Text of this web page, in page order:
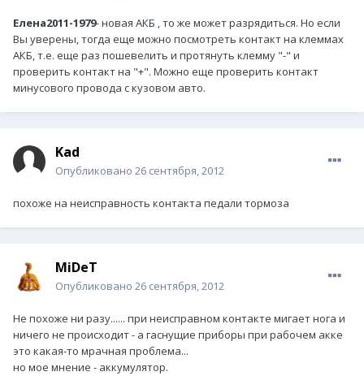
Елена2011-1979- новая АКБ , то же может разрядиться. Но если
Вы уверены, тогда еще можно посмотреть контакт на клеммах
АКБ, т.е. еще раз пошевелить и протянуть клемму "-" и
проверить контакт на "+". Можно еще проверить контакт
минусового провода с кузовом авто.
Kad
Опубликовано 26 сентября, 2012
похоже на неисправность контакта педали тормоза
MiDeT
Опубликовано 26 сентября, 2012
Не похоже ни разу...... при неисправном контакте мигает нога и
ничего не происходит - а гаснущие приборы при рабочем акке
это какая-то мрачная проблема...
но мое мнение - аккумулятор.